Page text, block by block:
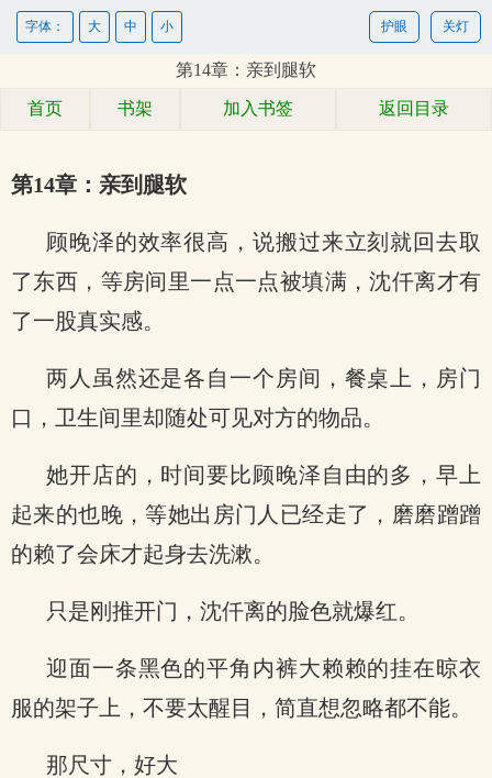
关灯
护眼
字体： 大 中 小
第14章：亲到腿软
首页 书架 加入书签 返回目录
第14章：亲到腿软
顾晚泽的效率很高，说搬过来立刻就回去取
了东西，等房间里一点一点被填满，沈仟离才有
了一股真实感。
两人虽然还是各自一个房间，餐桌上，房门
口，卫生间里却随处可见对方的物品。
她开店的，时间要比顾晚泽自由的多，早上
起来的也晚，等她出房门人已经走了，磨磨蹭蹭
的赖了会床才起身去洗漱。
只是刚推开门，沈仟离的脸色就爆红。
迎面一条黑色的平角内裤大赖赖的挂在晾衣
服的架子上，不要太醒目，简直想忽略都不能。
那尺寸，好大